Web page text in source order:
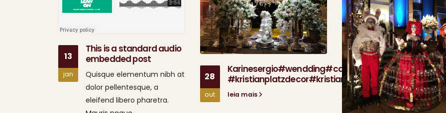
13
jan
This is a standard audio
embedded post
Quisque elementum nibh at
dolor pellentesque, a
eleifend libero pharetra.
28
out
Karinesergio#wendding#casamento
#kristianplatzdecor#kristianplatz#
leia mais